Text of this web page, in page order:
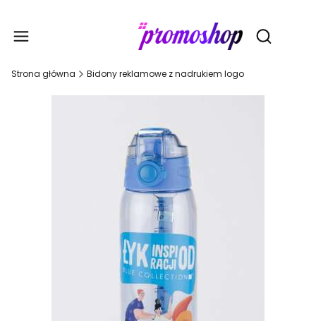
Otwórz
Strona główna Bidony reklamowe z nadrukiem logo